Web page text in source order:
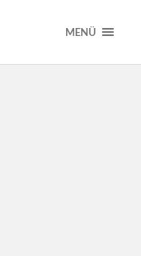
MENÜ